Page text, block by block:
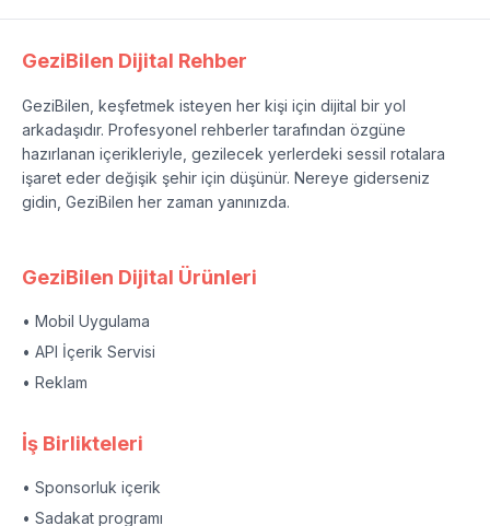
GeziBilen Dijital Rehber
GeziBilen, keşfetmek isteyen her kişi için dijital bir yol
arkadaşıdır. Profesyonel rehberler tarafından özgüne
hazırlanan içerikleriyle, gezilecek yerlerdeki sessil rotalara
işaret eder değişik şehir için düşünür. Nereye giderseniz
gidin, GeziBilen her zaman yanınızda.
GeziBilen Dijital Ürünleri
• Mobil Uygulama
• API İçerik Servisi
• Reklam
İş Birlikteleri
• Sponsorluk içerik
• Sadakat programı